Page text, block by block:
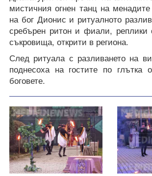
мистичния огнен танц на
на бог Дионис и ритуалното
сребърен ритон и фиали, реплики
съкровища, открити в региона.
След ритуала с разливането на
поднесоха на гостите по глътка
боговете.